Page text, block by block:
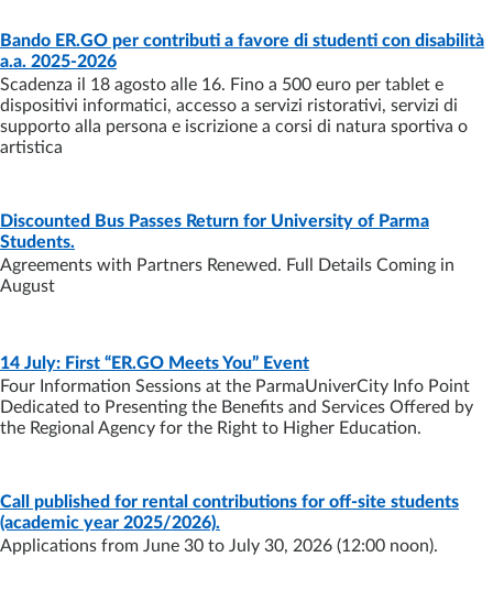
NEWS - LAST UPDATE: 05/08/2026
Bando ER.GO per contributi a favore di studenti con disabilità
a.a. 2025-2026
Scadenza il 18 agosto alle 16. Fino a 500 euro per tablet e
dispositivi informatici, accesso a servizi ristorativi, servizi di
supporto alla persona e iscrizione a corsi di natura sportiva o
artistica
NEWS- LAST UPDATE:31/07/2026
Discounted Bus Passes Return for University of Parma
Students.
Agreements with Partners Renewed. Full Details Coming in
August
NEWS - LAST UPDATE:08/07/2026
14 July: First “ER.GO Meets You” Event
Four Information Sessions at the ParmaUniverCity Info Point
Dedicated to Presenting the Benefits and Services Offered by
the Regional Agency for the Right to Higher Education.
NEWS- LAST UPDATE: 01/07/2026
Call published for rental contributions for off-site students
(academic year 2025/2026).
Applications from June 30 to July 30, 2026 (12:00 noon).